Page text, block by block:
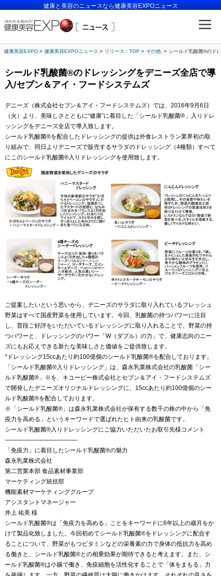
健康と美容のニュースなら健康美容EXPOニュース
健康美容EXPO 健康美容EXPOニュース リリース：TOP その他. シールド乳酸菌®のド
シールド乳酸菌®のドレッシングをデニーズ全店で導
入/セブン＆アイ・フードシステムズ
デニーズ（株式会社セブン＆アイ・フードシステムズ）では、2016年9月6日
（火）より、美味しさとともに“健康”に着目した「シールド乳酸菌®」入りドレ
ッシングをデニーズ全店で導入致します。
シールド乳酸菌®を配合したドレッシングの提供は外食レストラン業界初の取
り組みで、同日よりデニーズで販売するサラダのドレッシング（4種類）すべて
にこのシールド乳酸菌®入りドレッシングを使用致します。
ご提案したいという思いから、デニーズのサラダに取り入れているフレッシュ
野菜はすべて国産野菜を使用しています。今回、乳酸菌の持つパワーに注目
し、普段ご好評をいただいているドレッシングに取り入れることで、野菜の持
つパワーと、ドレッシングのパワー「W（ダブル）の力」で、健康志向のニー
ズにもお応えできる新たな美味しさと価値をご提供致します。
*ドレッシング15ccあたり約100億個のシールド乳酸菌®を配合しております。
「シールド乳酸菌®入りドレッシング」は、森永乳業株式会社の乳酸菌「シー
ルド乳酸菌®」※を、キユーピー株式会社とセブン＆アイ・フードシステムズ
で開発したデニーズオリジナルドレッシングに、15ccあたり約100億個のシー
ルド乳酸菌®を配合しております。
※「シールド乳酸菌®」は森永乳業株式会社が保有する数千の株の中から「免
疫力を高める」というキーワードで選ばれたヒト由来の乳酸菌です。
シールド乳酸菌®入りドレッシングにご協力いただいたお取引先様コメント
————————————-
「免疫力」に着目したシールド乳酸菌®の魅力
森永乳業株式会社
第二営業本部 食品素材事業部
マーケティング統括部
機能素材マーケティンググループ
アシスタントマネージャー
井上 祐美 様
シールド乳酸菌®は「免疫力を高める」ことをキーワードに6年以上の歳月をか
けて製品化致しました。今回初めてシールド乳酸菌®をドレッシングに配合す
ることについて、野菜がもつビタミンなどの栄養素の力で身体の抵抗力を高め
る働きと、シールド乳酸菌®との相乗効果が期待できると考えます。また、シ
ールド乳酸菌®は小腸で働き、免疫細胞を活性化することで「体をまもる」力